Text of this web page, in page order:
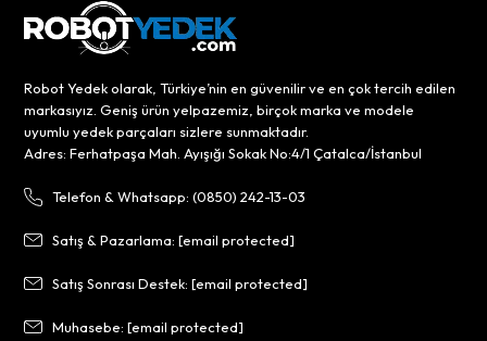
Robot Yedek olarak, Türkiye’nin en güvenilir ve en çok tercih edilen
markasıyız. Geniş ürün yelpazemiz, birçok marka ve modele
uyumlu yedek parçaları sizlere sunmaktadır.
Adres: Ferhatpaşa Mah. Ayışığı Sokak No:4/1 Çatalca/İstanbul
Telefon & Whatsapp: (0850) 242-13-03
Satış & Pazarlama:[email protected]
Satış Sonrası Destek:[email protected]
Muhasebe:[email protected]